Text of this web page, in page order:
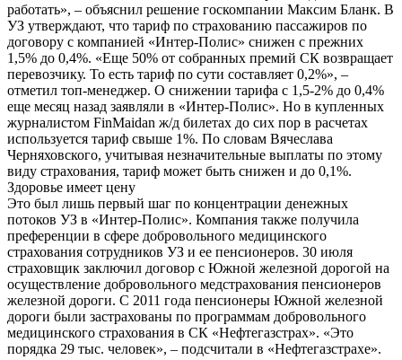
работать», – объяснил решение госкомпании Максим Бланк. В
УЗ утверждают, что тариф по страхованию пассажиров по
договору с компанией «Интер-Полис» снижен с прежних
1,5% до 0,4%. «Еще 50% от собранных премий СК возвращает
перевозчику. То есть тариф по сути составляет 0,2%», –
отметил топ-менеджер. О снижении тарифа с 1,5-2% до 0,4%
еще месяц назад заявляли в «Интер-Полис». Но в купленных
журналистом FinMaidan ж/д билетах до сих пор в расчетах
используется тариф свыше 1%. По словам Вячеслава
Черняховского, учитывая незначительные выплаты по этому
виду страхования, тариф может быть снижен и до 0,1%.
Здоровье имеет цену
Это был лишь первый шаг по концентрации денежных
потоков УЗ в «Интер-Полис». Компания также получила
преференции в сфере добровольного медицинского
страхования сотрудников УЗ и ее пенсионеров. 30 июля
страховщик заключил договор с Южной железной дорогой на
осуществление добровольного медстрахования пенсионеров
железной дороги. С 2011 года пенсионеры Южной железной
дороги были застрахованы по программам добровольного
медицинского страхования в СК «Нефтегазстрах». «Это
порядка 29 тыс. человек», – подсчитали в «Нефтегазстрахе».